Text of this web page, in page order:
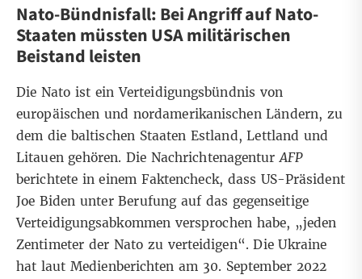
Nato-Bündnisfall: Bei Angriff auf Nato-
Staaten müssten USA militärischen
Beistand leisten
Die Nato ist einVerteidigungsbündnis von
europäischen und nordamerikanischen Ländern, zu
dem die baltischen Staaten Estland, Lettland und
Litauen gehören. Die NachrichtenagenturAFP
berichtete in einem Faktencheck, dass US-Präsident
Joe Biden unter Berufung auf das gegenseitige
Verteidigungsabkommen versprochen habe, „jeden
Zentimeter der Nato zu verteidigen“. Die Ukraine
hat laut Medienberichten am 30. September 2022